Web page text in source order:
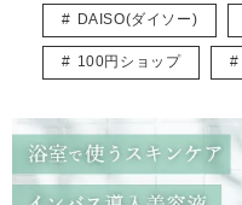
https://
DAISO(ダイソー)
100円ショップ